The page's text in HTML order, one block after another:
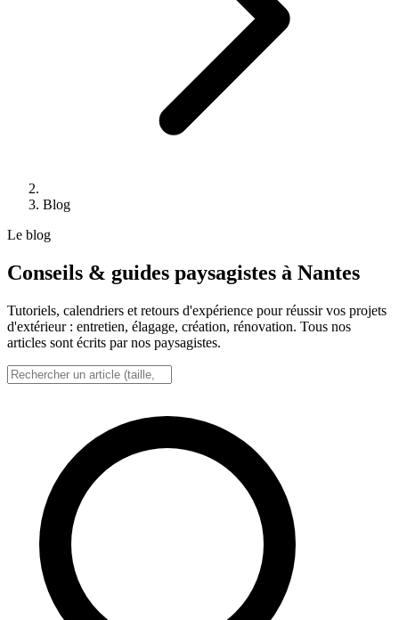
Blog
Le blog
Conseils & guides paysagistes à Nantes
Tutoriels, calendriers et retours d'expérience pour réussir vos projets
d'extérieur : entretien, élagage, création, rénovation. Tous nos
articles sont écrits par nos paysagistes.